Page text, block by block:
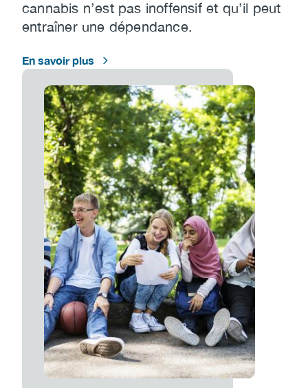
cannabis n’est pas inoffensif et qu’il peut
entraîner une dépendance.
En savoir plus
Image